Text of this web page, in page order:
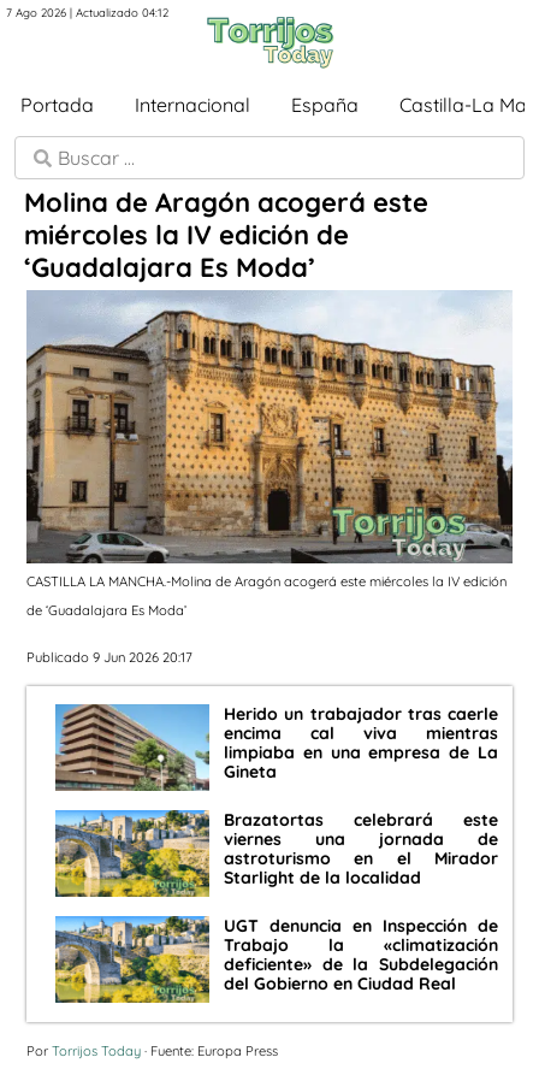
7 Ago 2026 | Actualizado 04:12
Portada Internacional España Castilla-La
Molina de Aragón acogerá este
miércoles la IV edición de
‘Guadalajara Es Moda’
CASTILLA LA MANCHA.-Molina de Aragón acogerá este miércoles la IV edición
de ‘Guadalajara Es Moda’
Publicado 9 Jun 2026 20:17
Herido un trabajador tras caerle
encima cal viva mientras
limpiaba en una empresa de La
Gineta
Brazatortas celebrará este
viernes una jornada de
astroturismo en el Mirador
Starlight de la localidad
UGT denuncia en Inspección de
Trabajo la «climatización
deficiente» de la Subdelegación
del Gobierno en Ciudad Real
Por Torrijos Today · Fuente: Europa Press